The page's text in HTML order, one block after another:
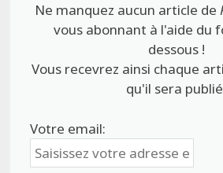
Ne manquez aucun article de
vous abonnant à l'aide du
dessous !
Vous recevrez ainsi chaque
qu'il sera
Votre email: